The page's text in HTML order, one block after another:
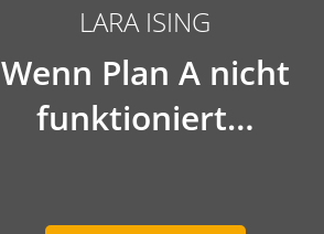
LARA ISING
Wenn Plan A nicht
funktioniert…